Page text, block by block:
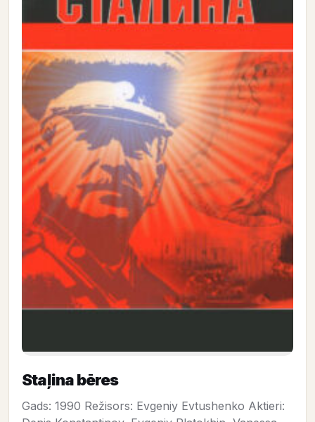
Staļina bēres
Gads: 1990 Režisors: Evgeniy Evtushenko Aktieri: